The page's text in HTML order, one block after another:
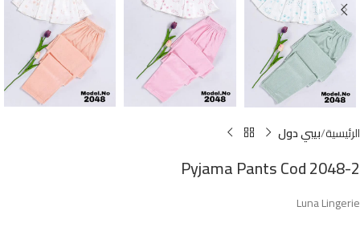
الرئيسية بيبي دول
Pyjama Pants Cod 2048-2
Luna Lingerie